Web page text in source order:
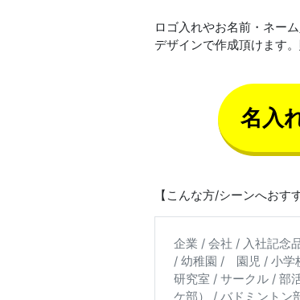
ロゴ入れやお名前・ネー
デザインで作成頂けます
名入
【こんな方/シーンへおす
企業 / 会社 / 入社記念
/ 幼稚園 / 園児 / 小学
研究室 / サークル / 部
ケ部） / バドミントン